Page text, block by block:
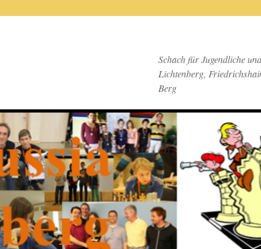
Schach für Jugendliche
Lichtenberg,
Berg